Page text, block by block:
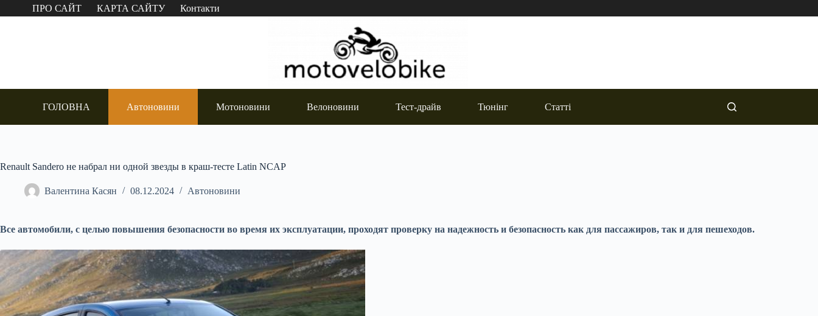
Перейти
до
ПРО САЙТ КАРТА САЙТУ Контакти
ГОЛОВНА Автоновини Мотоновини Велоновини Тест-драйв Тюнінг Статті
Renault Sandero не набрал ни одной звезды в краш-тесте Latin NCAP
Валентина Касян 08.12.2024 Автоновини
Все автомобили, с целью повышения безопасности во время их эксплуатации, проходят проверку на надежность и безопасность как для пассажиров, так и для пешеходов.